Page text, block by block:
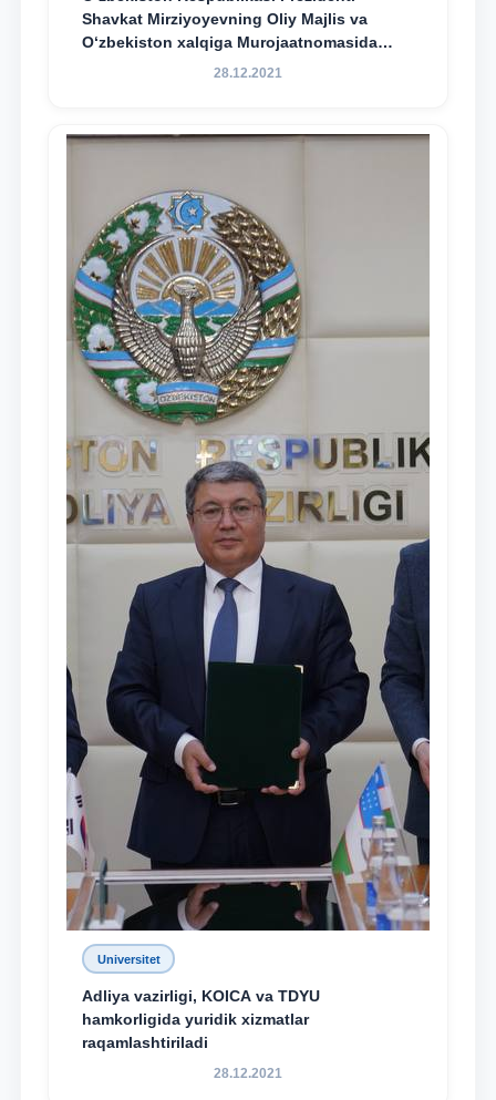
Shavkat Mirziyoyevning Oliy Majlis va
O‘zbekiston xalqiga Murojaatnomasida
belgilangan vazifalar mazmun-mohiyatini
dayjesti
28.12.2021
Universitet
Adliya vazirligi, KOICA va TDYU
hamkorligida yuridik xizmatlar
raqamlashtiriladi
28.12.2021